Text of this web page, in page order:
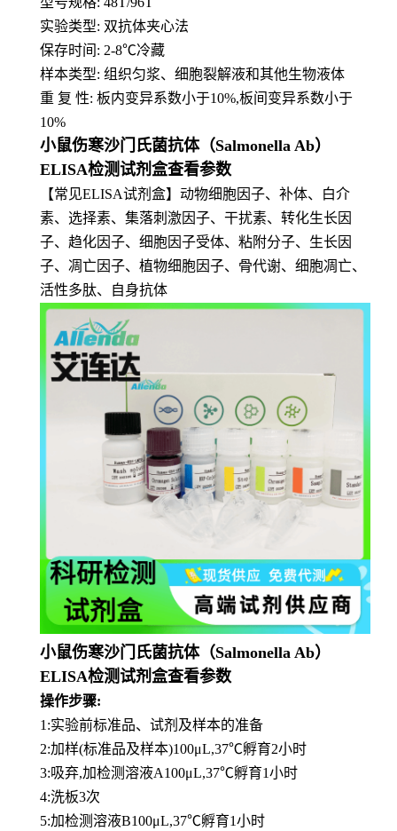
实验类型: 双抗体夹心法
保存时间: 2-8℃冷藏
样本类型: 组织匀浆、细胞裂解液和其他生物液体
重 复 性: 板内变异系数小于10%,板间变异系数小于
10%
小鼠伤寒沙门氏菌抗体（Salmonella Ab）
ELISA检测试剂盒查看参数
【常见ELISA试剂盒】动物细胞因子、补体、白介
素、选择素、集落刺激因子、干扰素、转化生长因
子、趋化因子、细胞因子受体、粘附分子、生长因
子、凋亡因子、植物细胞因子、骨代谢、细胞凋亡、
活性多肽、自身抗体
小鼠伤寒沙门氏菌抗体（Salmonella Ab）
ELISA检测试剂盒查看参数
操作步骤:
1:实验前标准品、试剂及样本的准备
2:加样(标准品及样本)100μL,37℃孵育2小时
3:吸弃,加检测溶液A100μL,37℃孵育1小时
4:洗板3次
5:加检测溶液B100μL,37℃孵育1小时